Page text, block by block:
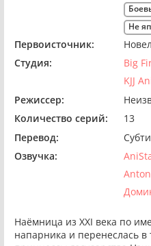
Не
Первоисточник:
Студия:
Big
KJJ
Режиссер:
Количество серий:
13
Перевод:
Озвучка:
Наёмница из XXI века по
напарника и перенеслась